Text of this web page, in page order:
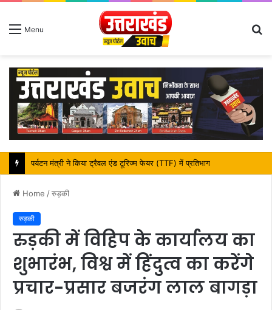
Menu
पर्यटन मंत्री ने किया ट्रैवल एंड टूरिज्म फेयर (TTF) में प्रतिभाग
Home /रुड़की
रुड़की
रुड़की में विहिप के कार्यालय का
शुभारंभ, विश्व में हिंदुत्व का करेंगे
प्रचार-प्रसार बजरंग लाल बागड़ा